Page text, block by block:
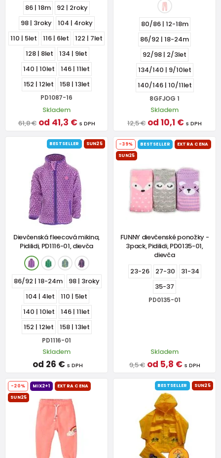
86 | 18m
92 | 2roky
98 | 3roky
104 | 4roky
110 | 5let
116 | 6let
122 | 7let
128 | 8let
134 | 9let
140 | 10let
146 | 11let
152 | 12let
158 | 13let
PD1087-16
Skladem
61,8 € od 41,3 € s DPH
80/86 | 12-18m
86/92 | 18-24m
92/98 | 2/3let
134/140 | 9/10let
140/146 | 10/11let
8GFJOG 1
Skladem
12,5 € od 10,1 € s DPH
BESTSELLER SUN25
Dievčenská fleecová mikina,
Pidilidi, PD1116-01, dievča
86/92 | 18-24m
98 | 3roky
104 | 4let
110 | 5let
140 | 10let
146 | 11let
152 | 12let
158 | 13let
PD1116-01
Skladem
od 26 € s DPH
-39% BESTSELLER
EXTRA CENA
SUN25
FUNNY dievčenské ponožky -
3pack, Pidilidi, PD0135-01,
dievča
23-26
27-30
31-34
35-37
PD0135-01
Skladem
9,5 € od 5,8 € s DPH
-20% MIX2+1
EXTRA CENA
SUN25
BESTSELLER SUN25